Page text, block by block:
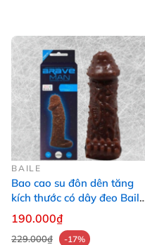
BAILE
Bao cao su đôn dên tăng
kích thước có dây đeo Baile
Braveman 14 x 4cm
190.000₫
229.000₫
-17%